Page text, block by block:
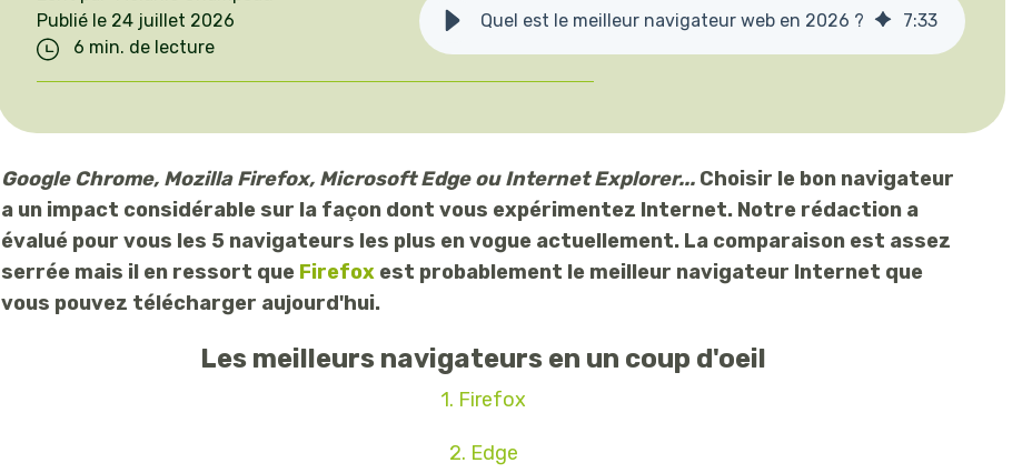
Pilotez votre
irrigation
maladies de vos
accompagner
Trouvez le
poste qui vous
correspond et
postulez !
emploi.isagri.fr
Publié le 24 juillet 2026
6 min. de lecture
Quel est le meilleur navigateur web en 2026 ? 7:33
Google Chrome, Mozilla Firefox, Microsoft Edge ou Internet Explorer... Choisir le bon navigateur
a un impact considérable sur la façon dont vous expérimentez Internet. Notre rédaction a
évalué pour vous les 5 navigateurs les plus en vogue actuellement. La comparaison est assez
serrée mais il en ressort que Firefox est probablement le meilleur navigateur Internet que
vous pouvez télécharger aujourd'hui.
Les meilleurs navigateurs en un coup d'oeil
1. Firefox
2. Edge